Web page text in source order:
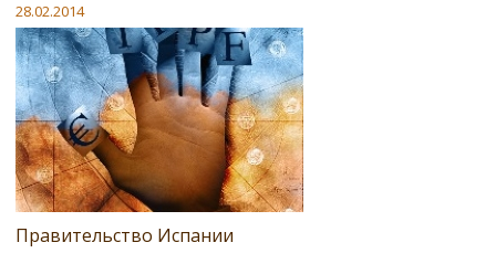
28.02.2014
Правительство Испании